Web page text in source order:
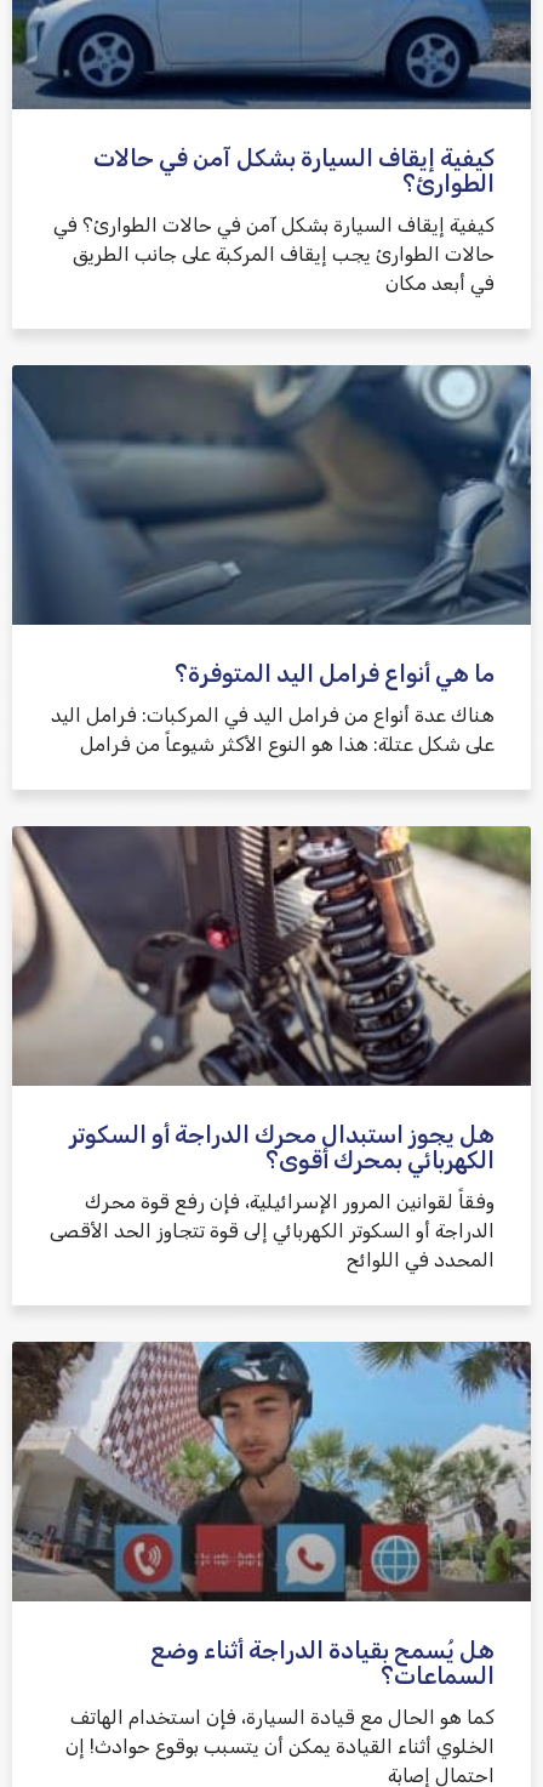
كيفية إيقاف السيارة بشكل آمن في حالات
الطوارئ؟
كيفية إيقاف السيارة بشكل آمن في حالات الطوارئ؟ في
حالات الطوارئ يجب إيقاف المركبة على جانب الطريق
في أبعد مكان
ما هي أنواع فرامل اليد المتوفرة؟
هناك عدة أنواع من فرامل اليد في المركبات: فرامل اليد
على شكل عتلة: هذا هو النوع الأكثر شيوعاً من فرامل
هل يجوز استبدال محرك الدراجة أو السكوتر
الكهربائي بمحرك أقوى؟
وفقاً لقوانين المرور الإسرائيلية، فإن رفع قوة محرك
الدراجة أو السكوتر الكهربائي إلى قوة تتجاوز الحد الأقصى
المحدد في اللوائح
هل يُسمح بقيادة الدراجة أثناء وضع
السماعات؟
كما هو الحال مع قيادة السيارة، فإن استخدام الهاتف
الخلوي أثناء القيادة يمكن أن يتسبب بوقوع حوادث! إن
احتمال إصابة